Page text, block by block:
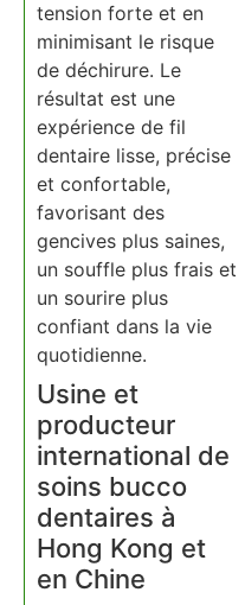
tension forte et en
minimisant le risque
de déchirure. Le
résultat est une
expérience de fil
dentaire lisse, précise
et confortable,
favorisant des
gencives plus saines,
un souffle plus frais et
un sourire plus
confiant dans la vie
quotidienne.
Usine et
producteur
international de
soins bucco
dentaires à
Hong Kong et
en Chine